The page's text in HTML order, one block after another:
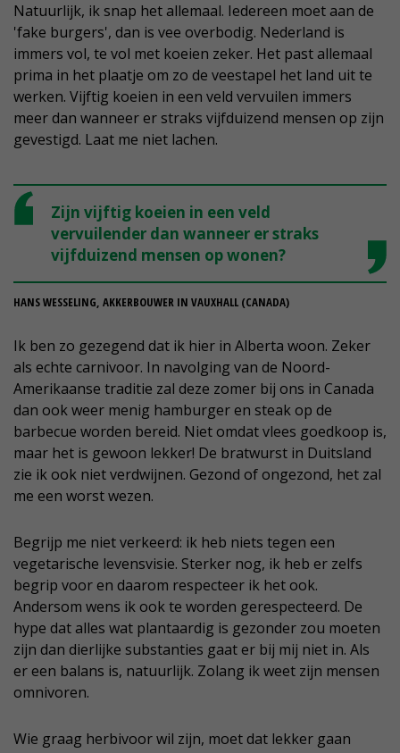
Natuurlijk, ik snap het allemaal. Iedereen moet aan de
'fake burgers', dan is vee overbodig. Nederland is
immers vol, te vol met koeien zeker. Het past allemaal
prima in het plaatje om zo de veestapel het land uit te
werken. Vijftig koeien in een veld vervuilen immers
meer dan wanneer er straks vijfduizend mensen op zijn
gevestigd. Laat me niet lachen.
Zijn vijftig koeien in een veld
vervuilender dan wanneer er straks
vijfduizend mensen op wonen?
HANS WESSELING, AKKERBOUWER IN VAUXHALL (CANADA)
Ik ben zo gezegend dat ik hier in Alberta woon. Zeker
als echte carnivoor. In navolging van de Noord-
Amerikaanse traditie zal deze zomer bij ons in Canada
dan ook weer menig hamburger en steak op de
barbecue worden bereid. Niet omdat vlees goedkoop is,
maar het is gewoon lekker! De bratwurst in Duitsland
zie ik ook niet verdwijnen. Gezond of ongezond, het zal
me een worst wezen.
Begrijp me niet verkeerd: ik heb niets tegen een
vegetarische levensvisie. Sterker nog, ik heb er zelfs
begrip voor en daarom respecteer ik het ook.
Andersom wens ik ook te worden gerespecteerd. De
hype dat alles wat plantaardig is gezonder zou moeten
zijn dan dierlijke substanties gaat er bij mij niet in. Als
er een balans is, natuurlijk. Zolang ik weet zijn mensen
omnivoren.
Wie graag herbivoor wil zijn, moet dat lekker gaan